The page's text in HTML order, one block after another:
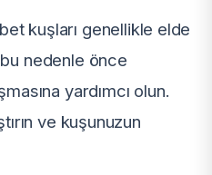
kuşları genellikle elde
nedenle önce
yardımcı olun.
ve kuşunuzun